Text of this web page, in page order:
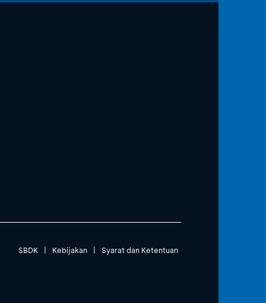
SBDK | Kebijakan | Syarat dan Ketentuan